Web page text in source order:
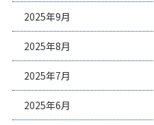
2025年9月
2025年8月
2025年7月
2025年6月